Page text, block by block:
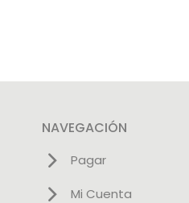
NAVEGACIÓN
Pagar
Mi Cuenta